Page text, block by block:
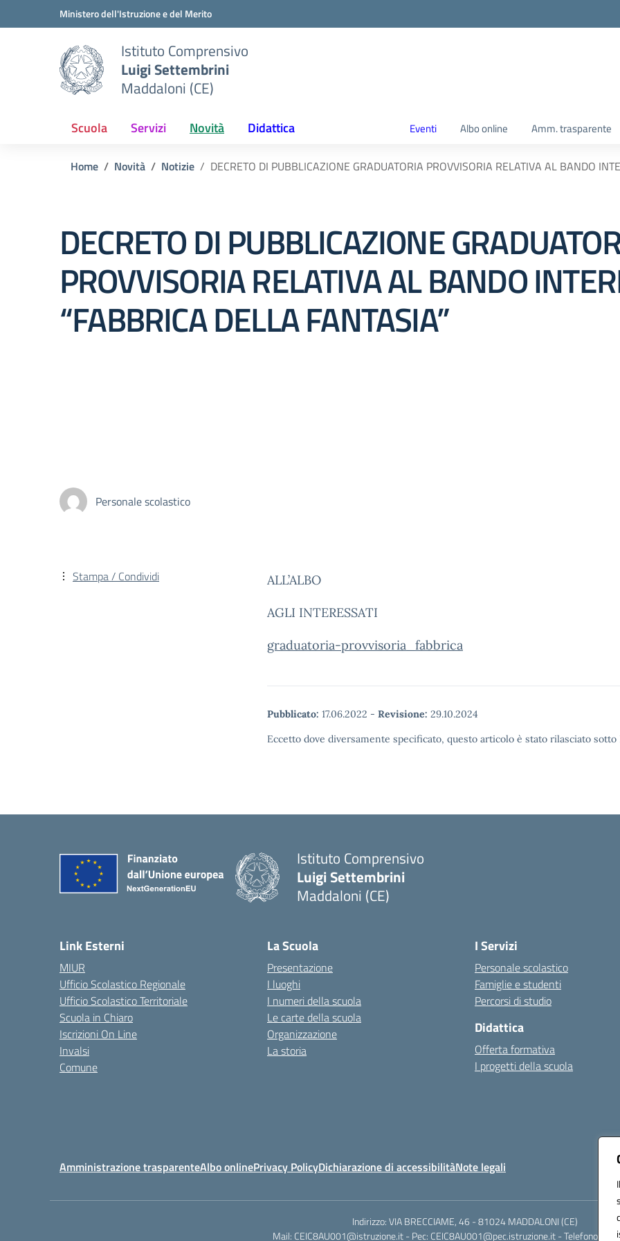
Vai ai contenuti
Vai al menu di navigazioneMinistero dell'Istruzione e del Merito
Istituto Comprensivo
Luigi Settembrini
Maddaloni (CE)
Scuola Servizi Novità Didattica Eventi Albo online Amm. trasparente
Home Novità Notizie DECRETO DI PUBBLICAZIONE GRADUATORIA PROVVISORIA RELATIVA AL BANDO
DECRETO DI PUBBLICAZIONE
PROVVISORIA RELATIVA AL BANDO
“FABBRICA DELLA FANTASIA”
Personale scolastico
ALL’ALBO
AGLI INTERESSATI
graduatoria-provvisoria_fabbrica
Pubblicato: 17.06.2022 - Revisione: 29.10.2024
Eccetto dove diversamente specificato, questo articolo è stato rilasciato
Stampa / Condividi
Istituto Comprensivo
Luigi Settembrini
Maddaloni (CE)
Link Esterni
MIUR
Ufficio Scolastico Regionale
Ufficio Scolastico Territoriale
Scuola in Chiaro
Iscrizioni On Line
Invalsi
Comune
La Scuola
Presentazione
I luoghi
I numeri della scuola
Le carte della scuola
Organizzazione
La storia
I Servizi
Personale scolastico
Famiglie e studenti
Percorsi di studio
Didattica
Offerta formativa
I progetti della scuola
Amministrazione trasparenteAlbo onlinePrivacy PolicyDichiarazione di accessibilitàNote legali
Indirizzo: VIA BRECCIAME, 46 - 81024 MADDALONI (CE)
Mail: CEIC8AU001@istruzione.it - Pec: CEIC8AU001@pec.istruzione.it - Telefono: